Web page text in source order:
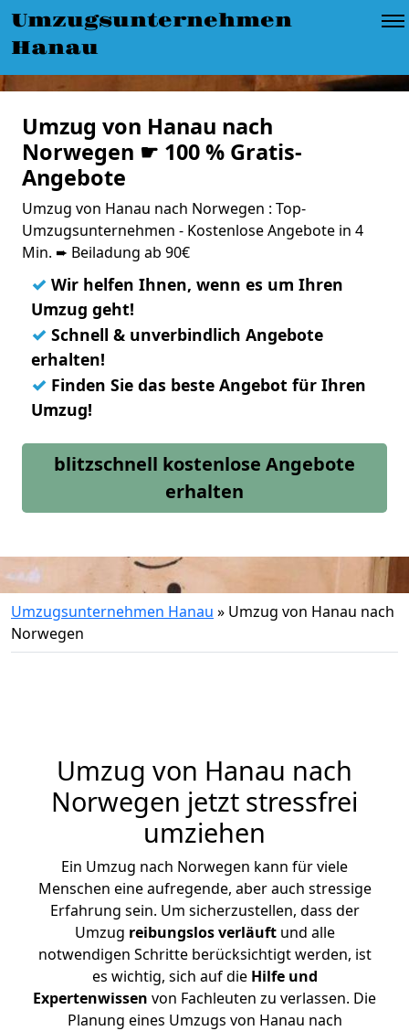
Umzugsunternehmen
Hanau
Umzug von Hanau nach
Norwegen ☛ 100 % Gratis-
Angebote
Umzug von Hanau nach Norwegen : Top-
Umzugsunternehmen - Kostenlose Angebote in 4
Min. ➨ Beiladung ab 90€
✓ Wir helfen Ihnen, wenn es um Ihren
Umzug geht!
✓ Schnell & unverbindlich Angebote
erhalten!
✓ Finden Sie das beste Angebot für Ihren
Umzug!
blitzschnell kostenlose Angebote
erhalten
Umzugsunternehmen Hanau » Umzug von Hanau nach
Norwegen
Umzug von Hanau nach
Norwegen jetzt stressfrei
umziehen
Ein Umzug nach Norwegen kann für viele
Menschen eine aufregende, aber auch stressige
Erfahrung sein. Um sicherzustellen, dass der
Umzug reibungslos verläuftund alle
notwendigen Schritte berücksichtigt werden, ist
es wichtig, sich auf die Hilfe und
Expertenwissen von Fachleuten zu verlassen. Die
Planung eines Umzugs von Hanau nach